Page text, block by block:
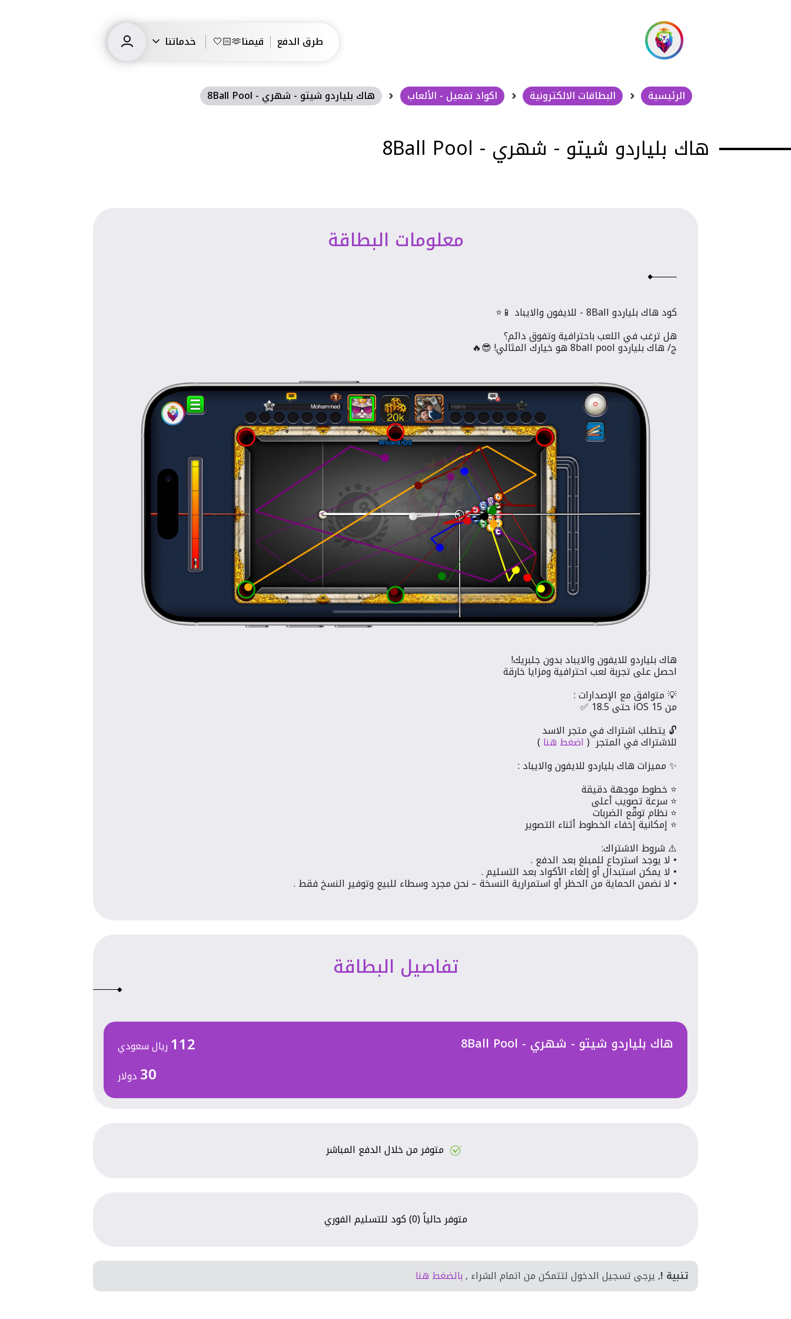
طرق الدفع قيمنا🫶🏻🤍 خدماتنا
الرئيسية البطاقات الالكترونية اكواد تفعيل - الألعاب هاك بلياردو شيتو - شهري - 8Ball Pool
هاك بلياردو شيتو - شهري - 8Ball Pool
معلومات البطاقة
كود هاك بلياردو 8Ball - للايفون والايباد 📱⭐️
هل ترغب في اللعب باحترافية وتفوق دائم؟
ج/ هاك بلياردو 8ball pool هو خيارك المثالي! 😎🔥
هاك بلياردو للايفون والايباد بدون جلبريك!
احصل على تجربة لعب احترافية ومزايا خارقة
💡 متوافق مع الإصدارات :
من iOS 15 حتى 18.5 ✅
🔓 يتطلب اشتراك في متجر الاسد
للاشتراك في المتجر ( اضغط هنا)
✨ مميزات هاك بلياردو للايفون والايباد :
⭐️ خطوط موجهة دقيقة
⭐️ سرعة تصويب أعلى
⭐️ نظام توقّع الضربات
⭐️ إمكانية إخفاء الخطوط أثناء التصوير
⚠️ شروط الاشتراك:
• لا يوجد استرجاع للمبلغ بعد الدفع .
• لا يمكن استبدال أو إلغاء الأكواد بعد التسليم .
• لا نضمن الحماية من الحظر أو استمرارية النسخة – نحن مجرد وسطاء للبيع وتوفير النسخ فقط .
تفاصيل البطاقة
هاك بلياردو شيتو - شهري - 8Ball Pool 112 ريال سعودي
30 دولار
متوفر من خلال الدفع المباشر
متوفر حالياً (0) كود للتسليم الفوري
تنبية !, يرجى تسجيل الدخول لتتمكن من اتمام الشراء ,بالضغط هنا